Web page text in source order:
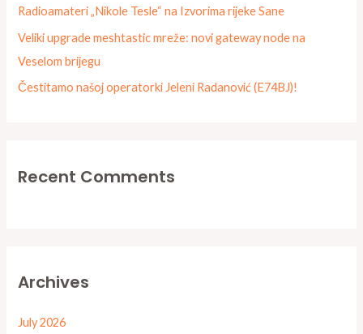
:Radioamateri „Nikole Tesle“ na Izvorima rijeke Sane
Veliki upgrade meshtastic mreže: novi gateway node na
Veselom brijegu
Čestitamo našoj operatorki Jeleni Radanović (E74BJ)!
Recent Comments
Archives
July 2026